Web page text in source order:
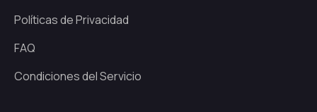
Políticas de Privacidad
FAQ
Condiciones del Servicio